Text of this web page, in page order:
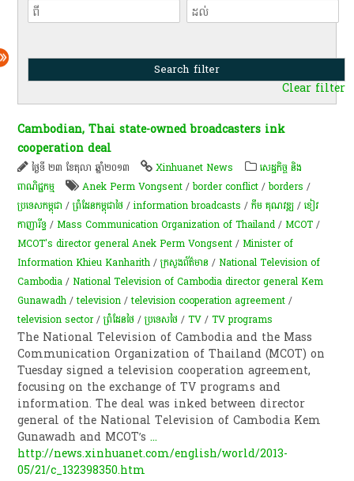
Clear filter
Cambodian, Thai state-owned broadcasters ink
cooperation deal
ថ្ងៃទី ២៣ ខែតុលា ឆ្នាំ២០១៣ Xinhuanet News
សេដ្ឋកិច្ច និង
ពាណិជ្ជកម្ម
Anek Perm Vongsent /border conflict /borders /
ប្រទេសកម្ពុជា /ព្រំដែនកម្ពុជាថៃ /information broadcasts /កឹម គុណវឌ្ឍ /ខៀវ
កាញារីទ្ធ /Mass Communication Organization of Thailand /MCOT /
MCOT's director general Anek Perm Vongsent /Minister of
Information Khieu Kanharith /ក្រសួងព័ត៌មាន /National Television of
Cambodia /National Television of Cambodia director general Kem
Gunawadh /television /television cooperation agreement /
television sector/ព្រំដែនថៃ /ប្រទេសថៃ /TV /TV programs
The National Television of Cambodia and the Mass
Communication Organization of Thailand (MCOT) on
Tuesday signed a television cooperation agreement,
focusing on the exchange of TV programs and
information. The deal was inked between director
general of the National Television of Cambodia Kem
Gunawadh and MCOT’s...
http://news.xinhuanet.com/english/world/2013-
05/21/c_132398350.htm